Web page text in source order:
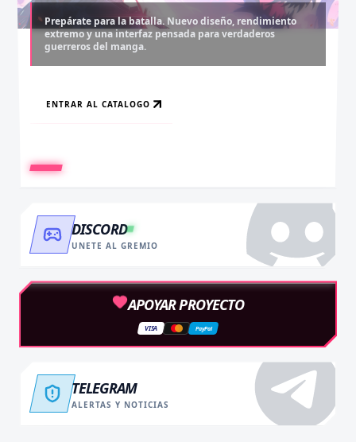
Prepárate para la batalla. Nuevo diseño, rendimiento
extremo y una interfaz pensada para verdaderos
guerreros del manga.
ENTRAR AL CATALOGO
Desbloquea capítulos legendarios. Recarga tus monedas
y accede al contenido más exclusivo sin límites.
RECARGAR AHORA
Asciende al rango máximo. Experiencia sin anuncios,
descargas infinitas y acceso anticipado.
VER BENEFICIOS
DISCORD
UNETE AL GREMIO
APOYAR PROYECTO
VISA PayPal
TELEGRAM
ALERTAS Y NOTICIAS